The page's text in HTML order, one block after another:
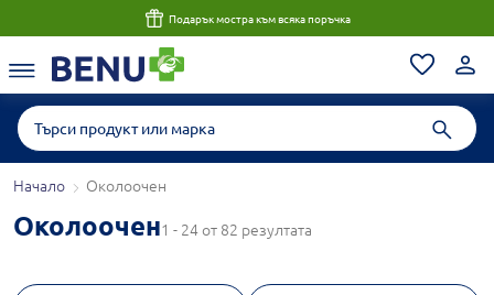
Подарък мостра към всяка поръчка
Начало Околоочен
Околоочен1 - 24 от 82 резултата